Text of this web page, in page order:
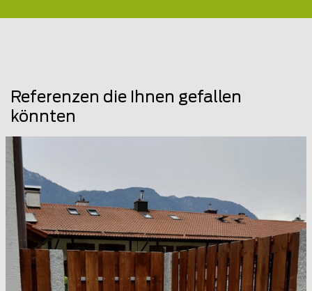
Referenzen die Ihnen gefallen
könnten